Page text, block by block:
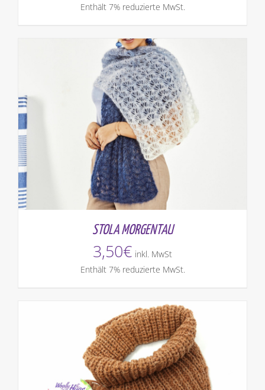
Enthält 7% reduzierte MwSt.
STOLA MORGENTAU
3,50€ inkl. MwSt
Enthält 7% reduzierte MwSt.